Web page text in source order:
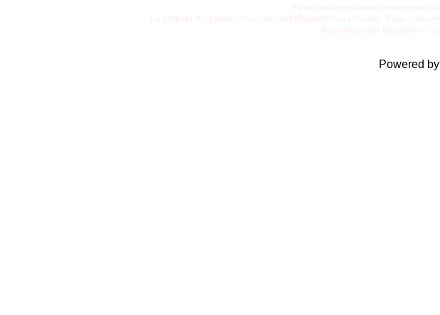
Powered by